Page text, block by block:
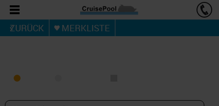
ZURÜCK MERKLISTE